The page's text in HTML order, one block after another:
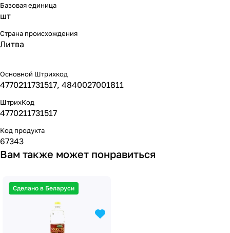
Базовая единица
шт
Страна происхождения
Литва
Основной Штрихкод
4770211731517, 4840027001811
ШтрихКод
4770211731517
Код продукта
67343
Вам также может понравиться
Сделано в Беларуси